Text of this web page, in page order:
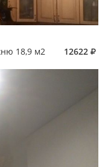
18,9 м2 12622